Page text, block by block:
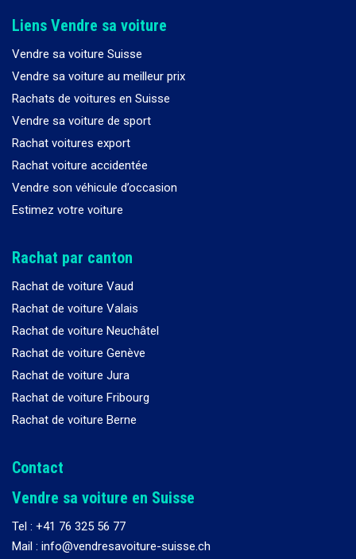
Liens Vendre sa voiture
Vendre sa voiture Suisse
Vendre sa voiture au meilleur prix
Rachats de voitures en Suisse
Vendre sa voiture de sport
Rachat voitures export
Rachat voiture accidentée
Vendre son véhicule d’occasion
Estimez votre voiture
Rachat par canton
Rachat de voiture Vaud
Rachat de voiture Valais
Rachat de voiture Neuchâtel
Rachat de voiture Genève
Rachat de voiture Jura
Rachat de voiture Fribourg
Rachat de voiture Berne
Contact
Vendre sa voiture en Suisse
Tel : +41 76 325 56 77
Mail : info@vendresavoiture-suisse.ch